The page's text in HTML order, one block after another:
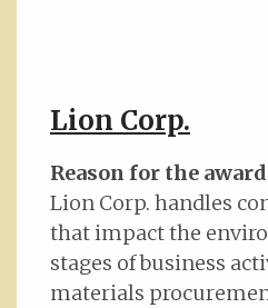
Lion Corp.
Reason for the
Lion Corp. handles
that impact the
stages of business
materials